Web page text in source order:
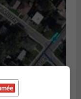
contre les